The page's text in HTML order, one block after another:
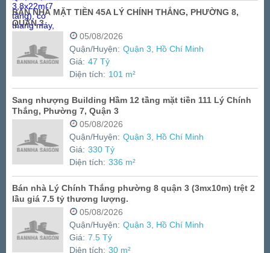
BÁN NHÀ MẶT TIỀN 45A LÝ CHÍNH THẮNG, PHƯỜNG 8,
QUẬN 3
05/08/2026
Quận/Huyện: Quận 3, Hồ Chí Minh
Giá: 47 Tỷ
Diện tích: 101 m²
Sang nhượng Building Hầm 12 tầng mặt tiền 111 Lý Chính
Thắng, Phường 7, Quận 3
05/08/2026
Quận/Huyện: Quận 3, Hồ Chí Minh
Giá: 330 Tỷ
Diện tích: 336 m²
Bán nhà Lý Chính Thắng phường 8 quận 3 (3mx10m) trệt 2
lầu giá 7.5 tỷ thương lượng.
05/08/2026
Quận/Huyện: Quận 3, Hồ Chí Minh
Giá: 7.5 Tỷ
Diện tích: 30 m²